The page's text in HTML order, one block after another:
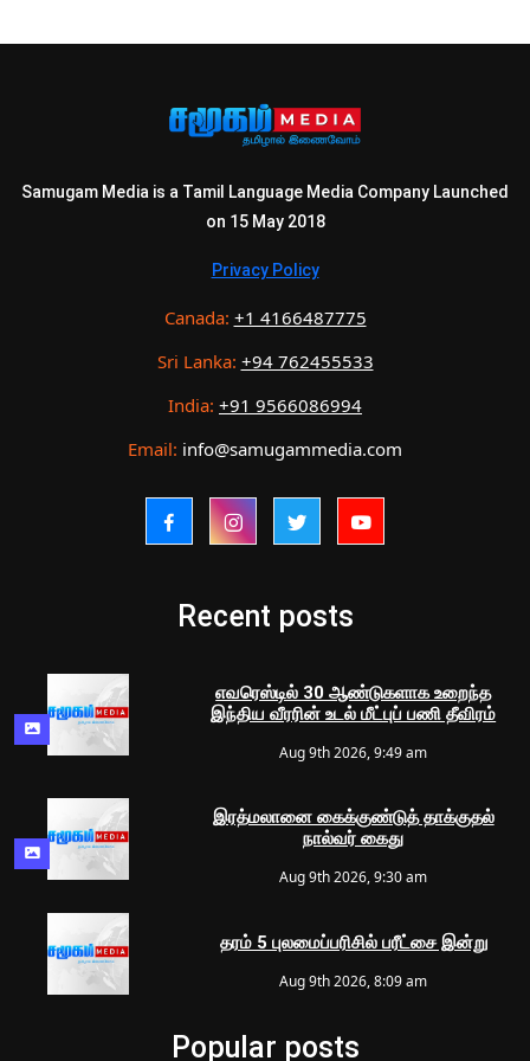
Samugam Media is a Tamil Language Media Company Launched
on 15 May 2018
Privacy Policy
Canada: +1 4166487775
Sri Lanka: +94 762455533
India: +91 9566086994
Email: info@samugammedia.com
Recent posts
எவரெஸ்டில் 30 ஆண்டுகளாக உறைந்த
இந்திய வீரரின் உடல் மீட்புப் பணி தீவிரம்
Aug 9th 2026, 9:49 am
இரத்மலானை கைக்குண்டுத் தாக்குதல்
நால்வர் கைது
Aug 9th 2026, 9:30 am
தரம் 5 புலமைப்பரிசில் பரீட்சை இன்று
Aug 9th 2026, 8:09 am
Popular posts